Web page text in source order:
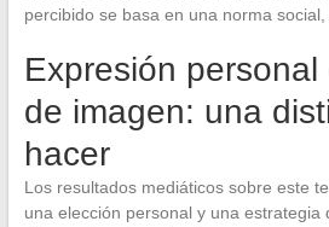
percibido se basa en una norma social,
Expresión
de imagen: una
hacer
Los resultados mediáticos sobre este
una elección personal y una estrategia